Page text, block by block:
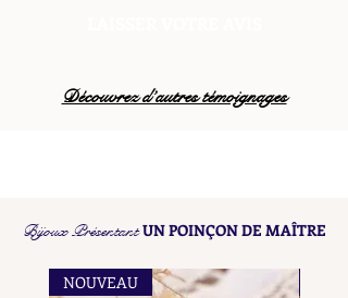
Découvrez d’autres témoignages
Bijoux PrésentantUN POINÇON DE MAÎTRE
NOUVEAU